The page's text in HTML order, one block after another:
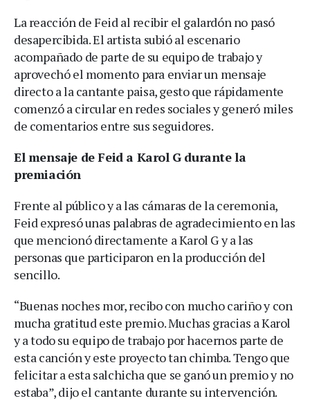
La reacción de Feid al recibir el galardón no pasó
desapercibida. El artista subió al escenario
acompañado de parte de su equipo de trabajo y
aprovechó el momento para enviar un mensaje
directo a la cantante paisa, gesto que rápidamente
comenzó a circular en redes sociales y generó miles
de comentarios entre sus seguidores.
El mensaje de Feid a Karol G durante la
premiación
Frente al público y a las cámaras de la ceremonia,
Feid expresó unas palabras de agradecimiento en las
que mencionó directamente a Karol G y a las
personas que participaron en la producción del
sencillo.
“Buenas noches mor, recibo con mucho cariño y con
mucha gratitud este premio. Muchas gracias a Karol
y a todo su equipo de trabajo por hacernos parte de
esta canción y este proyecto tan chimba. Tengo que
felicitar a esta salchicha que se ganó un premio y no
estaba”, dijo el cantante durante su intervención.